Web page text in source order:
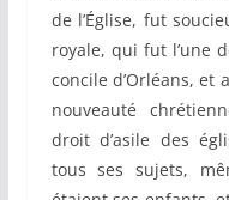
de l’Église, fut
royale, qui fut l’une
concile d’Orléans,
nouveauté
droit d’asile des
tous ses sujets,